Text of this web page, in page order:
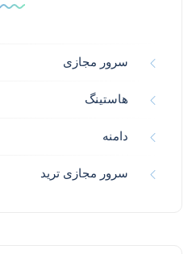
سرور مجازی
هاستینگ
دامنه
سرور مجازی ترید